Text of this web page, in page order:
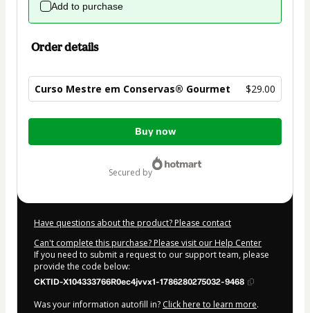
Add to purchase
Order details
Curso Mestre em Conservas® Gourmet $29.00
Total
Buy now
secured by
Have questions about the product? Please contact
Can't complete this purchase? Please visit our Help Center
If you need to submit a request to our support team, please
provide the code below:
CKTID-X104333766R0ec4jvvx1-1786280275032-9468
Was your information autofill in? Click here to learn more.